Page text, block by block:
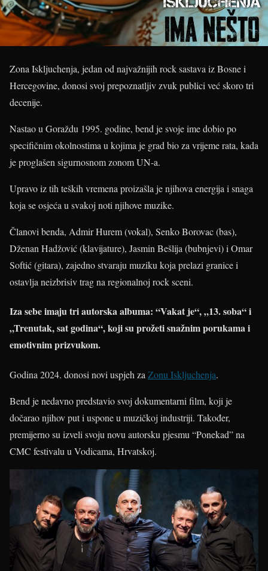
Zona Iskljuchenja, jedan od najvažnijih rock sastava iz Bosne i
Hercegovine, donosi svoj prepoznatljiv zvuk publici već skoro tri
decenije.
Nastao u Goraždu 1995. godine, bend je svoje ime dobio po
specifičnim okolnostima u kojima je grad bio za vrijeme rata, kada
je proglašen sigurnosnom zonom UN-a.
Upravo iz tih teških vremena proizašla je njihova energija i snaga
koja se osjeća u svakoj noti njihove muzike.
Članovi benda, Admir Hurem (vokal), Senko Borovac (bas),
Dženan Hadžović (klavijature), Jasmin Bešlija (bubnjevi) i Omar
Softić (gitara), zajedno stvaraju muziku koja prelazi granice i
ostavlja neizbrisiv trag na regionalnoj rock sceni.
Iza sebe imaju tri autorska albuma: “Vakat je“, „13. soba“ i
„Trenutak, sat godina“, koji su prožeti snažnim porukama i
emotivnim prizvukom.
Godina 2024. donosi novi uspjeh za Zonu Iskljuchenja.
Bend je nedavno predstavio svoj dokumentarni film, koji je
dočarao njihov put i uspone u muzičkoj industriji. Također,
premijerno su izveli svoju novu autorsku pjesmu “Ponekad” na
CMC festivalu u Vodicama, Hrvatskoj.